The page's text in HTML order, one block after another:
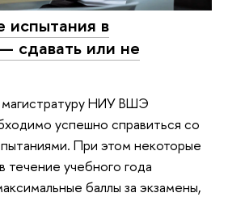
испытания в
сдавать или не
НИУ ВШЭ
успешно справиться со
При этом некоторые
учебного года
баллы за экзамены,